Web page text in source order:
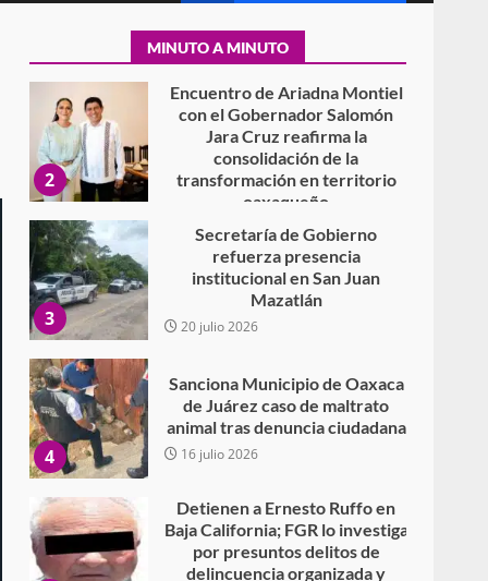
MINUTO A MINUTO
transformación en territorio
oaxaqueño
30 julio 2026
3
Secretaría de Gobierno
refuerza presencia
institucional en San Juan
Mazatlán
20 julio 2026
4
Sanciona Municipio de Oaxaca
de Juárez caso de maltrato
animal tras denuncia ciudadana
5
Baja California; FGR lo investiga
por presuntos delitos de
delincuencia organizada y
contrabando
Sin paso carretera Oaxaca-
Cuacnopalan